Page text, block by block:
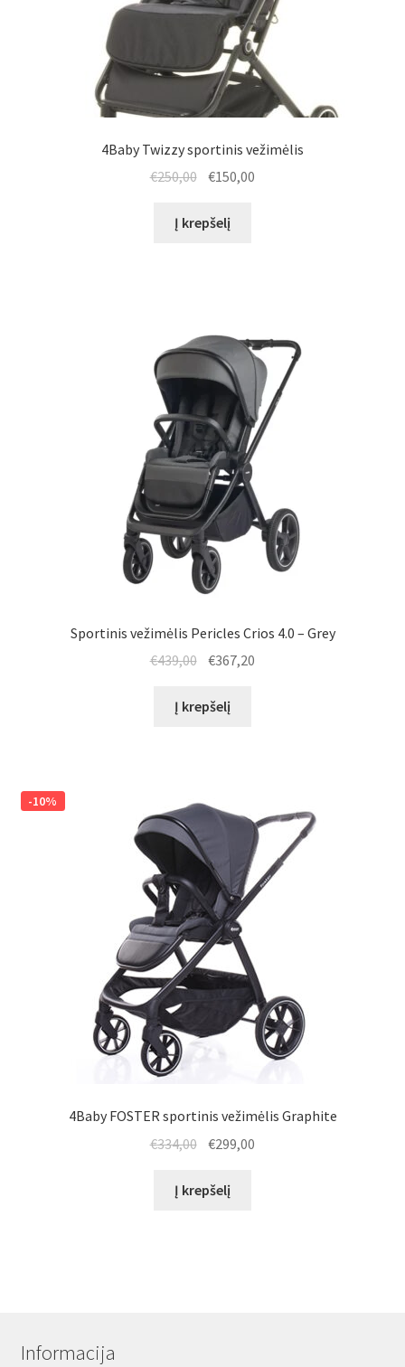
4Baby Twizzy sportinis vežimėlis
€250,00 Original
was:
€150,00
Į krepšelį
Sportinis vežimėlis Pericles Crios 4.0 – Grey
€439,00 Original
was:
€367,20
Į krepšelį
-10%
4Baby FOSTER sportinis vežimėlis Graphite
€334,00 Original
was:
€299,00
Į krepšelį
Informacija